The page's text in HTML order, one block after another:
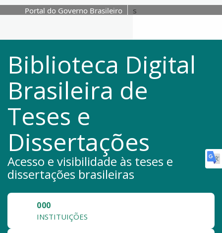
Portal do Governo Brasileiro
s
Biblioteca Digital
Brasileira de
Teses e
Dissertações
Acesso e visibilidade às teses e
dissertações brasileiras
000
INSTITUIÇÕES